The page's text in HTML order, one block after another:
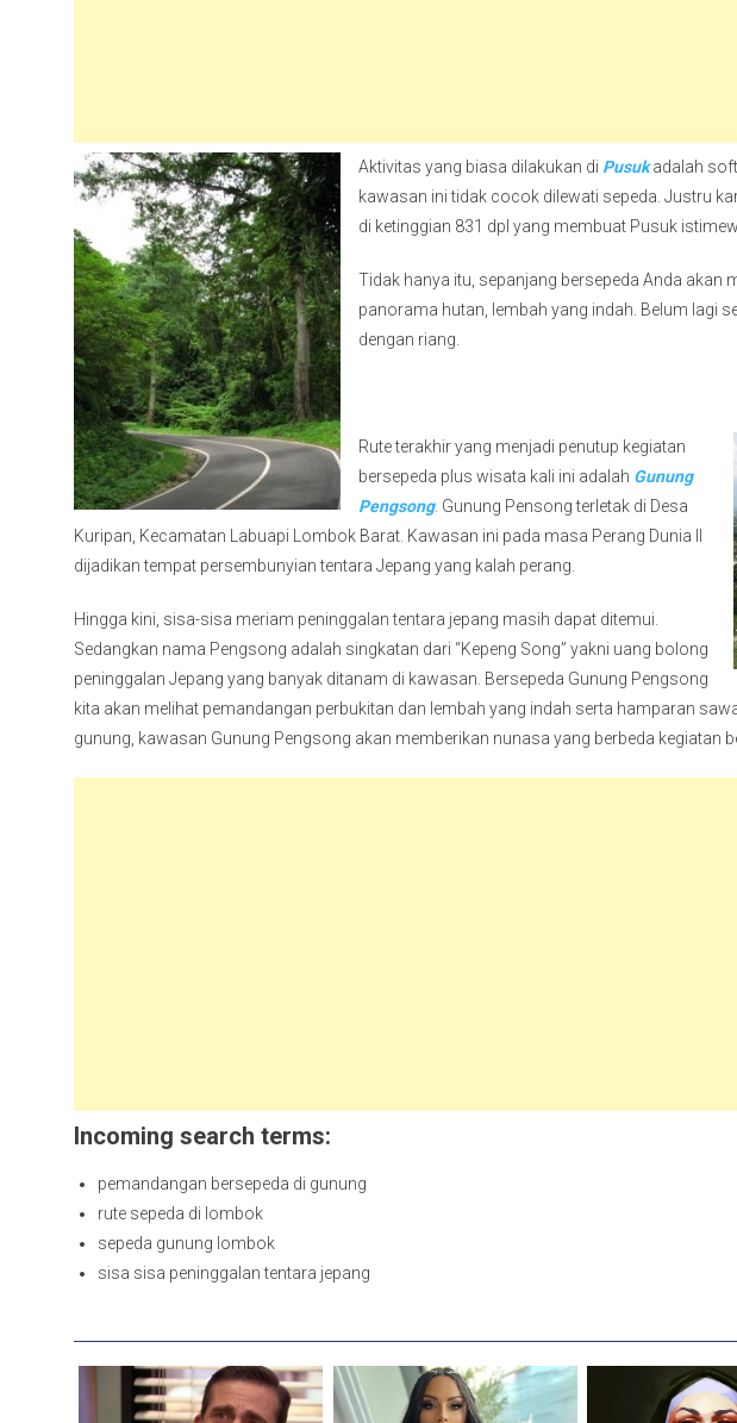
Aktivitas yang biasa dilakukan di Pusukadalah soft
kawasan ini tidak cocok dilewati sepeda. Justru
di ketinggian 831 dpl yang membuat Pusuk
Tidak hanya itu, sepanjang bersepeda Anda akan
panorama hutan, lembah yang indah. Belum lagi
dengan riang.
Rute terakhir yang menjadi penutup kegiatan
bersepeda plus wisata kali ini adalah Gunung
Pengsong. Gunung Pensong terletak di Desa
Kuripan, Kecamatan Labuapi Lombok Barat. Kawasan ini pada masa Perang Dunia II
dijadikan tempat persembunyian tentara Jepang yang kalah perang.
Hingga kini, sisa-sisa meriam peninggalan tentara jepang masih dapat ditemui.
Sedangkan nama Pengsong adalah singkatan dari “Kepeng Song” yakni uang bolong
peninggalan Jepang yang banyak ditanam di kawasan. Bersepeda Gunung Pengsong
kita akan melihat pemandangan perbukitan dan lembah yang indah serta hamparan
gunung, kawasan Gunung Pengsong akan memberikan nunasa yang berbeda kegiatan
Incoming search terms:
pemandangan bersepeda di gunung
rute sepeda di lombok
sepeda gunung lombok
sisa sisa peninggalan tentara jepang